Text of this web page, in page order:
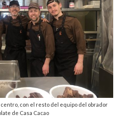
centro, con el resto del equipo del obrador
de Casa Cacao